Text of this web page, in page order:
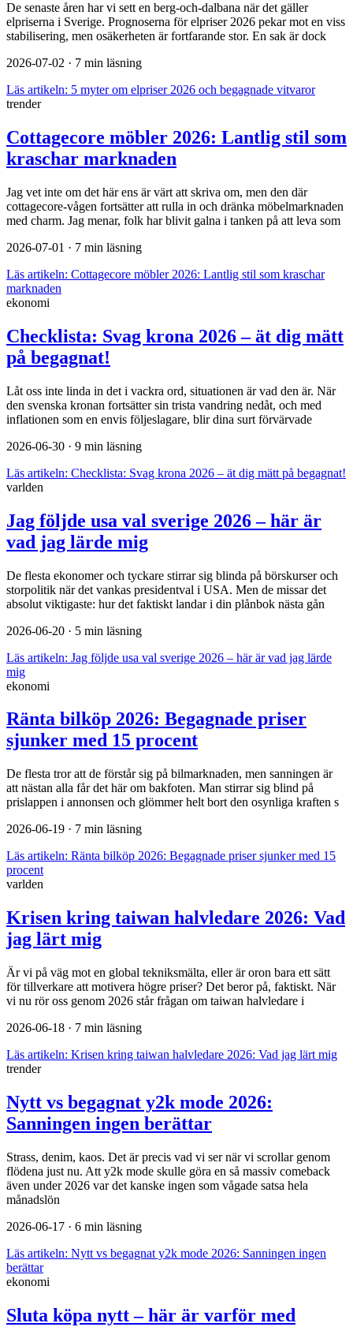
De senaste åren har vi sett en berg-och-dalbana när det gäller
elpriserna i Sverige. Prognoserna för elpriser 2026 pekar mot en viss
stabilisering, men osäkerheten är fortfarande stor. En sak är dock
2026-07-02 · 7 min läsning
Läs artikeln: 5 myter om elpriser 2026 och begagnade vitvaror
trender
Cottagecore möbler 2026: Lantlig stil som
kraschar marknaden
Jag vet inte om det här ens är värt att skriva om, men den där
cottagecore-vågen fortsätter att rulla in och dränka möbelmarknaden
med charm. Jag menar, folk har blivit galna i tanken på att leva som
2026-07-01 · 7 min läsning
Läs artikeln: Cottagecore möbler 2026: Lantlig stil som kraschar
marknaden
ekonomi
Checklista: Svag krona 2026 – ät dig mätt
på begagnat!
Låt oss inte linda in det i vackra ord, situationen är vad den är. När
den svenska kronan fortsätter sin trista vandring nedåt, och med
inflationen som en envis följeslagare, blir dina surt förvärvade
2026-06-30 · 9 min läsning
Läs artikeln: Checklista: Svag krona 2026 – ät dig mätt på begagnat!
varlden
Jag följde usa val sverige 2026 – här är
vad jag lärde mig
De flesta ekonomer och tyckare stirrar sig blinda på börskurser och
storpolitik när det vankas presidentval i USA. Men de missar det
absolut viktigaste: hur det faktiskt landar i din plånbok nästa gån
2026-06-20 · 5 min läsning
Läs artikeln: Jag följde usa val sverige 2026 – här är vad jag lärde
mig
ekonomi
Ränta bilköp 2026: Begagnade priser
sjunker med 15 procent
De flesta tror att de förstår sig på bilmarknaden, men sanningen är
att nästan alla får det här om bakfoten. Man stirrar sig blind på
prislappen i annonsen och glömmer helt bort den osynliga kraften s
2026-06-19 · 7 min läsning
Läs artikeln: Ränta bilköp 2026: Begagnade priser sjunker med 15
procent
varlden
Krisen kring taiwan halvledare 2026: Vad
jag lärt mig
Är vi på väg mot en global tekniksmälta, eller är oron bara ett sätt
för tillverkare att motivera högre priser? Det beror på, faktiskt. När
vi nu rör oss genom 2026 står frågan om taiwan halvledare i
2026-06-18 · 7 min läsning
Läs artikeln: Krisen kring taiwan halvledare 2026: Vad jag lärt mig
trender
Nytt vs begagnat y2k mode 2026:
Sanningen ingen berättar
Strass, denim, kaos. Det är precis vad vi ser när vi scrollar genom
flödena just nu. Att y2k mode skulle göra en så massiv comeback
även under 2026 var det kanske ingen som vågade satsa hela
månadslön
2026-06-17 · 6 min läsning
Läs artikeln: Nytt vs begagnat y2k mode 2026: Sanningen ingen
berättar
ekonomi
Sluta köpa nytt – här är varför med